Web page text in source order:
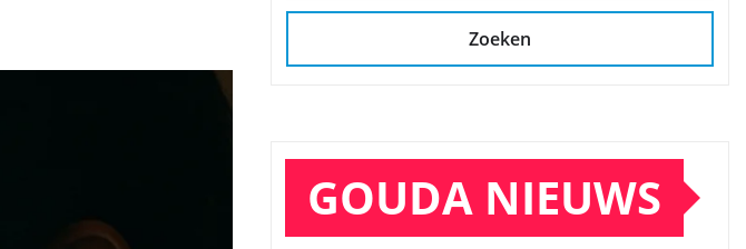
Zoeken
GOUDA NIEUWS